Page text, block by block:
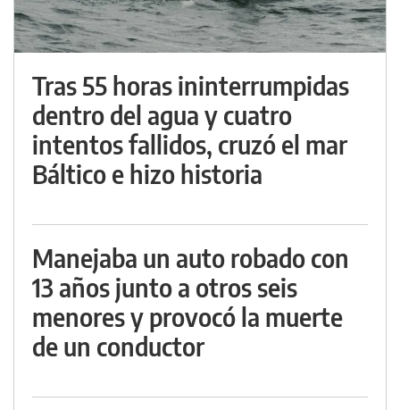
Tras 55 horas ininterrumpidas
dentro del agua y cuatro
intentos fallidos, cruzó el mar
Báltico e hizo historia
Manejaba un auto robado con
13 años junto a otros seis
menores y provocó la muerte
de un conductor